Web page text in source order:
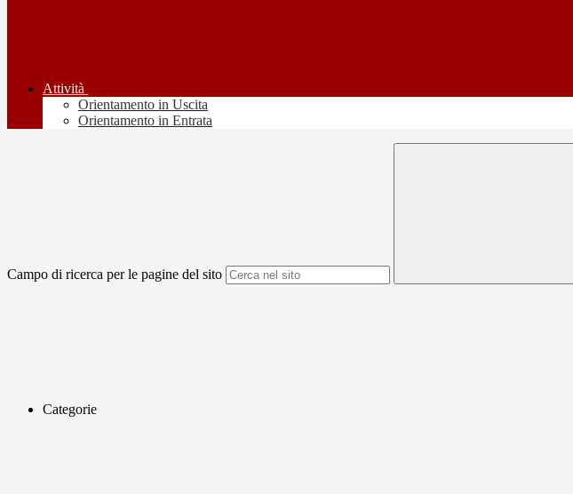
Attività
Orientamento in Uscita
Orientamento in Entrata
Campo di ricerca per le pagine del sito
Categorie